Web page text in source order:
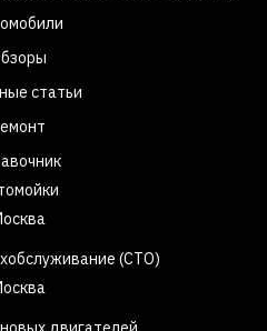
статьи
(СТО)